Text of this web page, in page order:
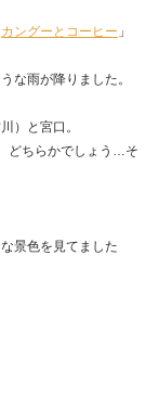
カングーとコーヒー 」
な雨が降りました。
）と宮口。
どちらかでしょう…そ
景色を見てました